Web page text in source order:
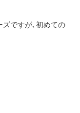
ズですが､初めての